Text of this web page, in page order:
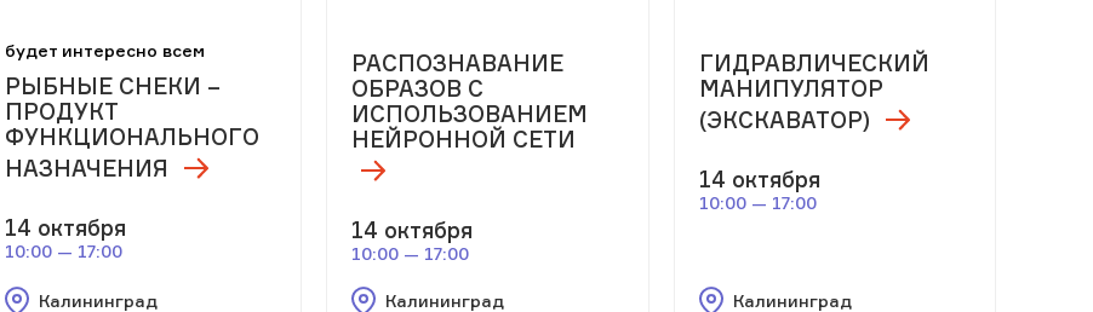
будет интересно всем
РЫБНЫЕ СНЕКИ –
ПРОДУКТ
ФУНКЦИОНАЛЬНОГО
НАЗНАЧЕНИЯ
14 октября
10:00 — 17:00
Калининград
РАСПОЗНАВАНИЕ
ОБРАЗОВ С
ИСПОЛЬЗОВАНИЕМ
НЕЙРОННОЙ СЕТИ
14 октября
10:00 — 17:00
Калининград
ГИДРАВЛИЧЕСКИЙ
МАНИПУЛЯТОР
(ЭКСКАВАТОР)
14 октября
10:00 — 17:00
Калининград